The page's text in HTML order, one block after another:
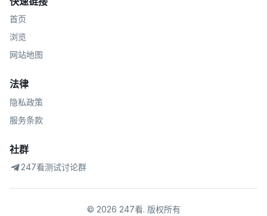
首页
浏览
网站地图
法律
隐私政策
服务条款
社群
247看测试讨论群
© 2026 247看. 版权所有